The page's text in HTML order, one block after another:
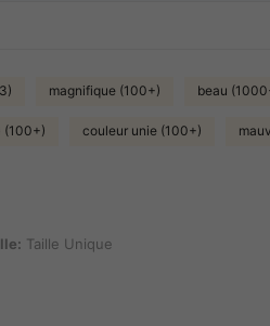
magnifique (100+) beau
(100+) couleur unie (100+)
Taille Unique